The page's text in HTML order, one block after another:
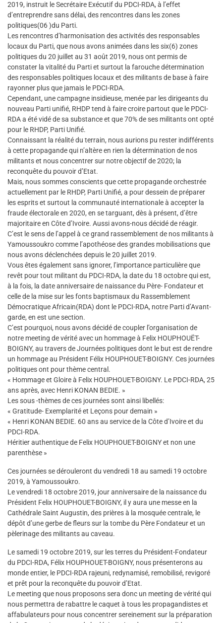
2019, instruit le Secrétaire Exécutif du PDCI-RDA, à l’effet
d’entreprendre sans délai, des rencontres dans les zones
politiques(06 )du Parti.
Les rencontres d’harmonisation des activités des responsables
locaux du Parti, que nous avons animées dans les six(6) zones
politiques du 20 juillet au 31 août 2019, nous ont permis de
constater la vitalité du Parti et surtout la farouche détermination
des responsables politiques locaux et des militants de base à faire
rayonner plus que jamais le PDCI-RDA.
Cependant, une campagne insidieuse, menée par les dirigeants du
nouveau Parti unifié, RHDP tend à faire croire partout que le PDCI-
RDA a été vidé de sa substance et que 70% de ses militants ont opté
pour le RHDP, Parti Unifié.
Connaissant la réalité du terrain, nous aurions pu rester indifférents
à cette propagande qui n’altère en rien la détermination de nos
militants et nous concentrer sur notre objectif de 2020; la
reconquête du pouvoir d’Etat.
Mais, nous sommes conscients que cette propagande orchestrée
actuellement par le RHDP, Parti Unifié, a pour dessein de préparer
les esprits et surtout la communauté internationale à accepter la
fraude électorale en 2020, en se targuant, dès à présent, d’être
majoritaire en Côte d’Ivoire. Aussi avons-nous décidé de réagir.
C’est le sens de l’appel à ce grand rassemblement de nos militants à
Yamoussoukro comme l’apothéose des grandes mobilisations que
nous avons déclenchées depuis le 20 juillet 2019.
Vous êtes également sans ignorer, l’importance particulière que
revêt pour tout militant du PDCI-RDA, la date du 18 octobre qui est,
à la fois, la date anniversaire de naissance du Père- Fondateur et
celle de la mise sur les fonts baptismaux du Rassemblement
Démocratique Africain(RDA) dont le PDCI-RDA, notre Parti d’Avant-
garde, en est une section.
C’est pourquoi, nous avons décidé de coupler l’organisation de
notre meeting de vérité avec un hommage à Felix HOUPHOUËT-
BOIGNY, au travers de Journées politiques dont le but est de rendre
un hommage au Président Félix HOUPHOUET-BOIGNY. Ces journées
politiques ont pour thème central.
« Hommage et Gloire à Felix HOUPHOUET-BOIGNY. Le PDCI-RDA, 25
ans après, avec Henri KONAN BEDIE. »
Les sous -thèmes de ces journées sont ainsi libellés:
« Gratitude- Exemplarité et Leçons pour demain »
« Henri KONAN BEDIE. 60 ans au service de la Côte d’Ivoire et du
PDCI-RDA.
Héritier authentique de Felix HOUPHOUET-BOIGNY et non une
parenthèse »
Ces journées se dérouleront du vendredi 18 au samedi 19 octobre
2019, à Yamoussoukro.
Le vendredi 18 octobre 2019, jour anniversaire de la naissance du
Président Felix HOUPHOUET-BOIGNY, il y aura une messe en la
Cathédrale Saint Augustin, des prières à la mosquée centrale, le
dépôt d’une gerbe de fleurs sur la tombe du Père Fondateur et un
pèlerinage des militants au caveau.
Le samedi 19 octobre 2019, sur les terres du Président-Fondateur
du PDCI-RDA, Félix HOUPHOUET-BOIGNY, nous présenterons au
monde entier, le PDCI-RDA rajeuni, redynamisé, remobilisé, revigoré
et prêt pour la reconquête du pouvoir d’Etat.
Le meeting que nous proposons sera donc un meeting de vérité qui
nous permettra de rabattre le caquet à tous les propagandistes et
affabulateurs pour nous concentrer sereinement sur la préparation